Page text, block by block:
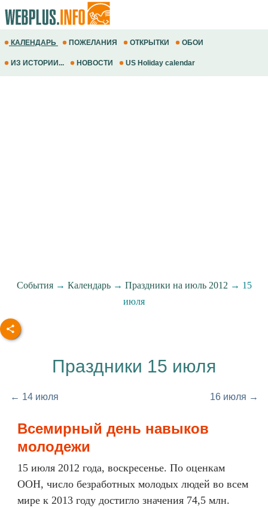
КАЛЕНДАРЬ ПОЖЕЛАНИЯ ОТКРЫТКИ ОБОИ
ИЗ ИСТОРИИ... НОВОСТИ US Holiday calendar
События→ Календарь→ Праздники на июль 2012 → 15
июля
Праздники 15 июля
← 14 июля 16 июля →
Всемирный день навыков
молодежи
15 июля 2012 года, воскресенье. По оценкам
ООН, число безработных молодых людей во всем
мире к 2013 году достигло значения 74,5 млн.